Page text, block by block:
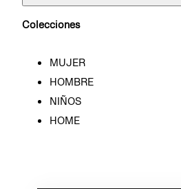
Colecciones
MUJER
HOMBRE
NIÑOS
HOME